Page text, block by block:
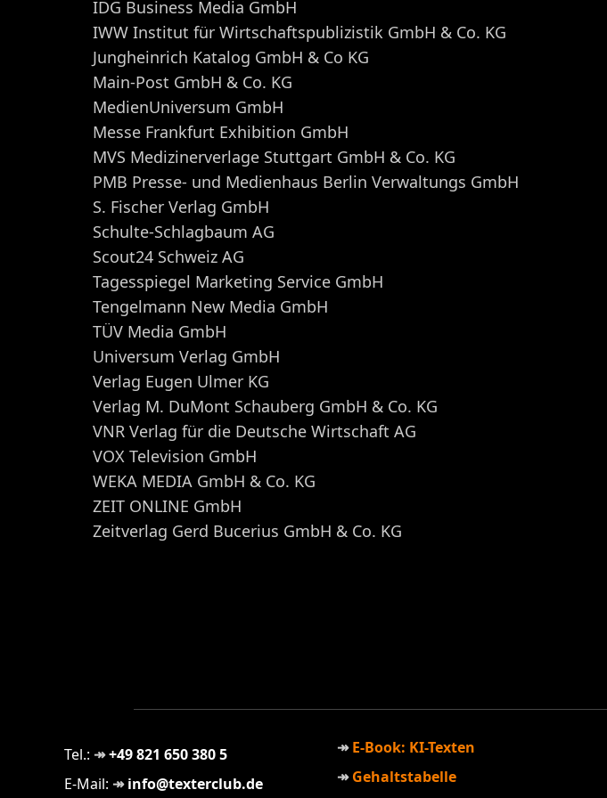
IDG Business Media GmbH
IWW Institut für Wirtschaftspublizistik GmbH & Co. KG
Jungheinrich Katalog GmbH & Co KG
Main-Post GmbH & Co. KG
MedienUniversum GmbH
Messe Frankfurt Exhibition GmbH
MVS Medizinerverlage Stuttgart GmbH & Co. KG
PMB Presse- und Medienhaus Berlin Verwaltungs GmbH
S. Fischer Verlag GmbH
Schulte-Schlagbaum AG
Scout24 Schweiz AG
Tagesspiegel Marketing Service GmbH
Tengelmann New Media GmbH
TÜV Media GmbH
Universum Verlag GmbH
Verlag Eugen Ulmer KG
Verlag M. DuMont Schauberg GmbH & Co. KG
VNR Verlag für die Deutsche Wirtschaft AG
VOX Television GmbH
WEKA MEDIA GmbH & Co. KG
ZEIT ONLINE GmbH
Zeitverlag Gerd Bucerius GmbH & Co. KG
Tel.:
+49 821 650 380 5
E-Mail:
info@texterclub.de
E-Book: KI-Texten
Gehaltstabelle